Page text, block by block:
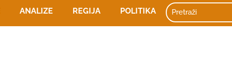
ANALIZE REGIJA POLITIKA